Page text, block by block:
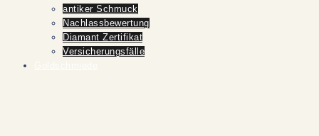
antiker Schmuck
Nachlassbewertung
Diamant Zertifikat
Versicherungsfälle